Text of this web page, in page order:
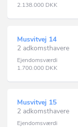
2.138.000 DKK
Musvitvej 14
2 adkomsthavere
Ejendomsværdi
1.700.000 DKK
Musvitvej 15
2 adkomsthavere
Ejendomsværdi